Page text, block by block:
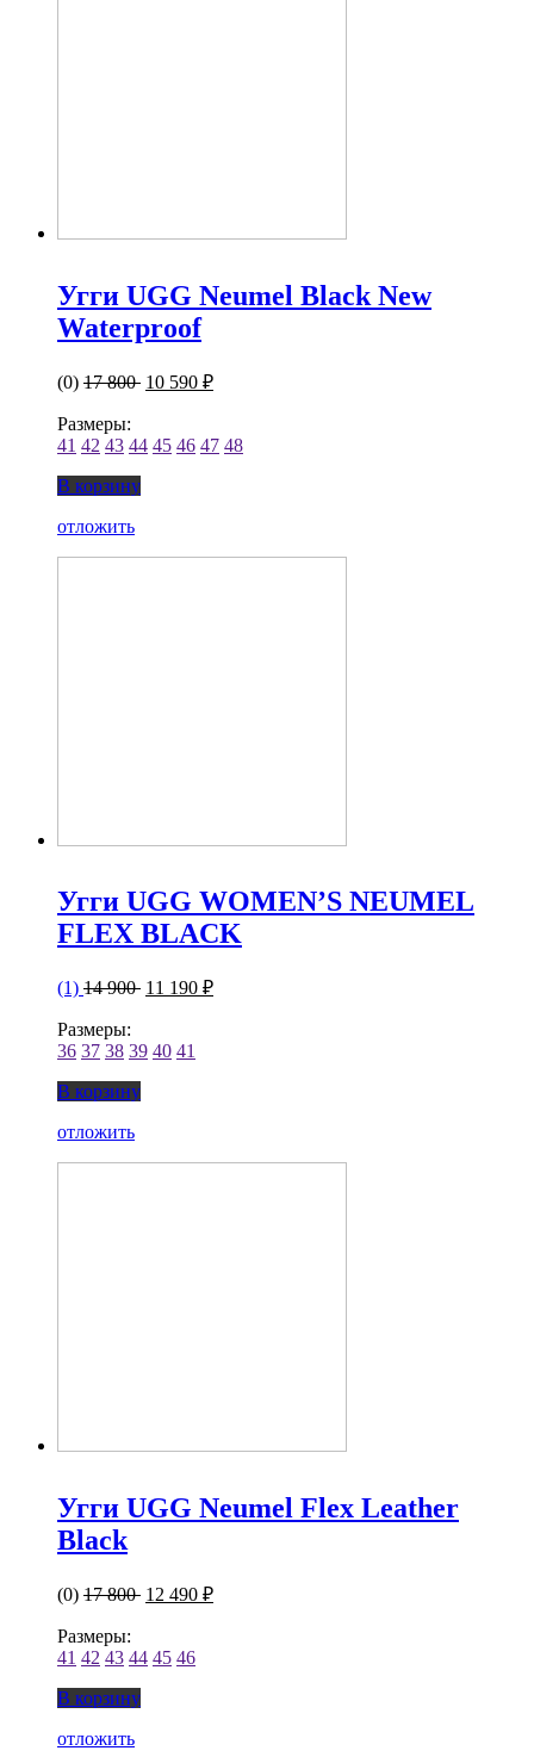
Угги UGG Neumel Black New
Waterproof
(0) 17 800 10 590 ₽
Размеры:
41 42 43 44 45 46 47 48
В корзину
отложить
Угги UGG WOMEN’S NEUMEL
FLEX BLACK
(1) 14 900 11 190 ₽
Размеры:
36 37 38 39 40 41
В корзину
отложить
Угги UGG Neumel Flex Leather
Black
(0) 17 800 12 490 ₽
Размеры:
41 42 43 44 45 46
В корзину
отложить